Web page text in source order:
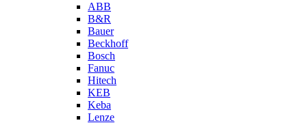
ABB
B&R
Bauer
Beckhoff
Bosch
Fanuc
Hitech
KEB
Keba
Lenze